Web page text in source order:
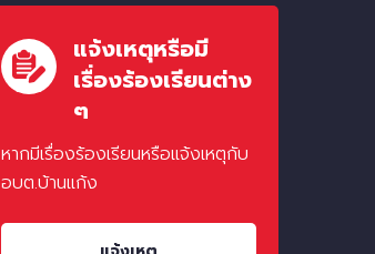
แจ้งเหตุหรือมี
เรื่องร้องเรียนต่าง
ๆ
หากมีเรื่องร้องเรียนหรือแจ้งเหตุกับ
อบต.บ้านแก้ง